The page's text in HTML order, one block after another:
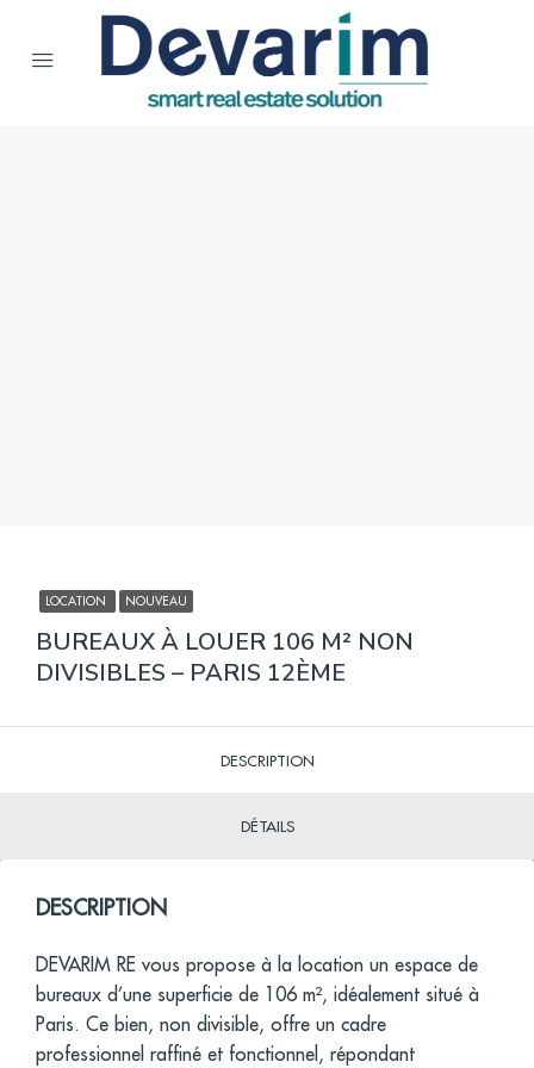
LOCATION NOUVEAU
BUREAUX À LOUER 106 M² NON
DIVISIBLES – PARIS 12ÈME
DESCRIPTION
DÉTAILS
DESCRIPTION
DEVARIM RE vous propose à la location un espace de
bureaux d’une superficie de 106 m², idéalement situé à
Paris. Ce bien, non divisible, offre un cadre
professionnel raffiné et fonctionnel, répondant